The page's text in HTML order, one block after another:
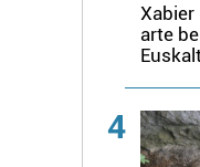
Xabier
arte
4